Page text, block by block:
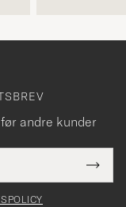
andre kunder